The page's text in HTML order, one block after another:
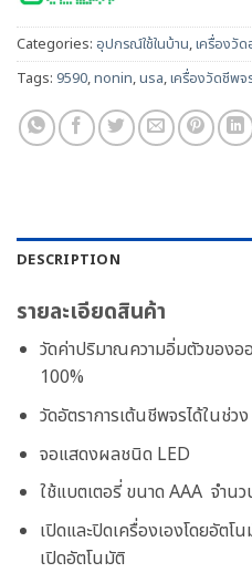
Categories: อุปกรณ์ใช้ในบ้าน,เครื่องวั
Tags: 9590,nonin,usa,เครื่องวัดชีพจ
DESCRIPTION
รายละเอียดสินค้า
วัดค่าปริมาณความอิ่มตัวของอ
100%
วัดอัตราการเต้นชีพจรได้ในช่ว
จอแสดงผลชนิด LED
ใช้แบตเตอรี่ ขนาด AAA จำน
เปิดและปิดเครื่องเองโดยอัตโ
เปิดอัตโนมัติ